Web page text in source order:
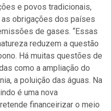
e povos tradicionais,
obrigações dos países
de gases. “Essas
reduzem a questão
Há muitas questões de
como a ampliação do
a poluição das águas. Na
é uma nova
financeirizar o meio